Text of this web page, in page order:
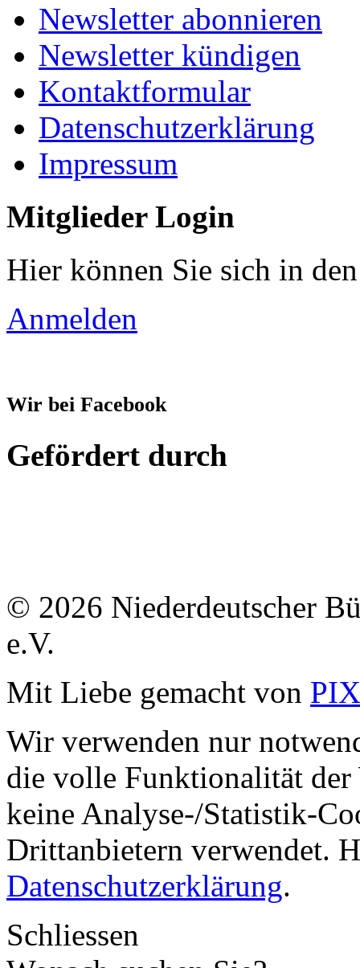
Newsletter abonnieren
Newsletter kündigen
Kontaktformular
Datenschutzerklärung
Impressum
Mitglieder Login
Hier können Sie sich in
Anmelden
Wir bei Facebook
Gefördert durch
© 2026 Niederdeutscher
e.V.
Mit Liebe gemacht von
Wir verwenden nur
die volle Funktionalität der
keine Analyse-/Statistik-
Drittanbietern verwendet.
Datenschutzerklärung.
Schliessen